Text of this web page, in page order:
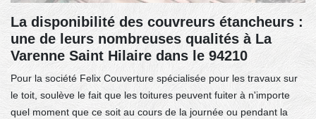
La disponibilité des couvreurs étancheurs :
une de leurs nombreuses qualités à La
Varenne Saint Hilaire dans le 94210
Pour la société Felix Couverture spécialisée pour les travaux sur
le toit, soulève le fait que les toitures peuvent fuiter à n'importe
quel moment que ce soit au cours de la journée ou pendant la